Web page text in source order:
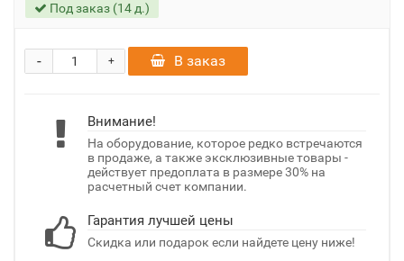
Под заказ (14 д.)
+
- В заказ
Внимание!
На оборудование, которое редко встречаются
в продаже, а также эксклюзивные товары -
действует предоплата в размере 30% на
расчетный счет компании.
Гарантия лучшей цены
Скидка или подарок если найдете цену ниже!